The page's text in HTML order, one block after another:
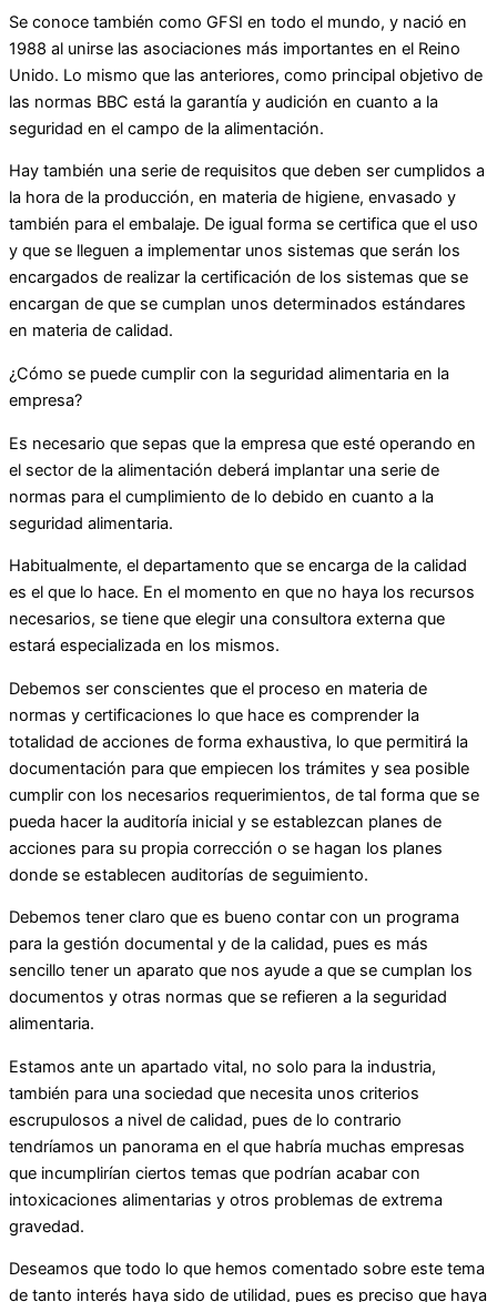
Se conoce también como GFSI en todo el mundo, y nació en
1988 al unirse las asociaciones más importantes en el Reino
Unido. Lo mismo que las anteriores, como principal objetivo de
las normas BBC está la garantía y audición en cuanto a la
seguridad en el campo de la alimentación.
Hay también una serie de requisitos que deben ser cumplidos a
la hora de la producción, en materia de higiene, envasado y
también para el embalaje. De igual forma se certifica que el uso
y que se lleguen a implementar unos sistemas que serán los
encargados de realizar la certificación de los sistemas que se
encargan de que se cumplan unos determinados estándares
en materia de calidad.
¿Cómo se puede cumplir con la seguridad alimentaria en la
empresa?
Es necesario que sepas que la empresa que esté operando en
el sector de la alimentación deberá implantar una serie de
normas para el cumplimiento de lo debido en cuanto a la
seguridad alimentaria.
Habitualmente, el departamento que se encarga de la calidad
es el que lo hace. En el momento en que no haya los recursos
necesarios, se tiene que elegir una consultora externa que
estará especializada en los mismos.
Debemos ser conscientes que el proceso en materia de
normas y certificaciones lo que hace es comprender la
totalidad de acciones de forma exhaustiva, lo que permitirá la
documentación para que empiecen los trámites y sea posible
cumplir con los necesarios requerimientos, de tal forma que se
pueda hacer la auditoría inicial y se establezcan planes de
acciones para su propia corrección o se hagan los planes
donde se establecen auditorías de seguimiento.
Debemos tener claro que es bueno contar con un programa
para la gestión documental y de la calidad, pues es más
sencillo tener un aparato que nos ayude a que se cumplan los
documentos y otras normas que se refieren a la seguridad
alimentaria.
Estamos ante un apartado vital, no solo para la industria,
también para una sociedad que necesita unos criterios
escrupulosos a nivel de calidad, pues de lo contrario
tendríamos un panorama en el que habría muchas empresas
que incumplirían ciertos temas que podrían acabar con
intoxicaciones alimentarias y otros problemas de extrema
gravedad.
Deseamos que todo lo que hemos comentado sobre este tema
de tanto interés haya sido de utilidad, pues es preciso que haya